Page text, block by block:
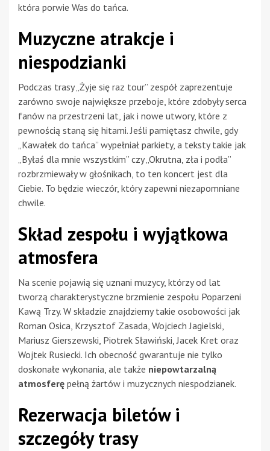
która porwie Was do tańca.
Muzyczne atrakcje i
niespodzianki
Podczas trasy „Żyje się raz tour” zespół zaprezentuje
zarówno swoje największe przeboje, które zdobyły serca
fanów na przestrzeni lat, jak i nowe utwory, które z
pewnością staną się hitami. Jeśli pamiętasz chwile, gdy
„Kawałek do tańca” wypełniał parkiety, a teksty takie jak
„Byłaś dla mnie wszystkim” czy „Okrutna, zła i podła”
rozbrzmiewały w głośnikach, to ten koncert jest dla
Ciebie. To będzie wieczór, który zapewni niezapomniane
chwile.
Skład zespołu i wyjątkowa
atmosfera
Na scenie pojawią się uznani muzycy, którzy od lat
tworzą charakterystyczne brzmienie zespołu Poparzeni
Kawą Trzy. W składzie znajdziemy takie osobowości jak
Roman Osica, Krzysztof Zasada, Wojciech Jagielski,
Mariusz Gierszewski, Piotrek Sławiński, Jacek Kret oraz
Wojtek Rusiecki. Ich obecność gwarantuje nie tylko
doskonałe wykonania, ale także niepowtarzalną
atmosferę pełną żartów i muzycznych niespodzianek.
Rezerwacja biletów i
szczegóły trasy